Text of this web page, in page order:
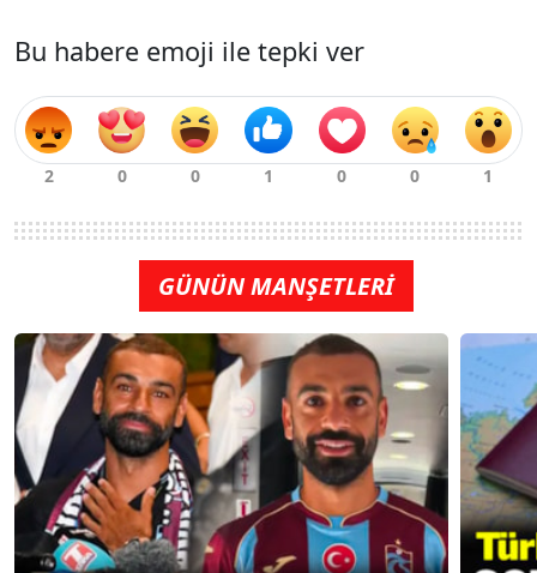
Bu habere emoji ile tepki ver
GÜNÜN MANŞETLERİ